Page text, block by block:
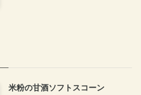
米粉の甘酒ソフトスコーン